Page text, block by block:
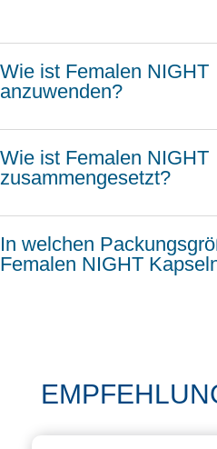
Wie ist Femalen NIGHT
anzuwenden?
Wie ist Femalen NIGHT
zusammengesetzt?
In welchen
Femalen NIGHT